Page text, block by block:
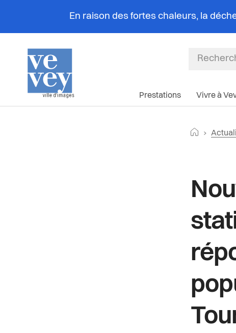
En raison des fortes chaleurs, la
Prestations Vivre à
Fil
Article de